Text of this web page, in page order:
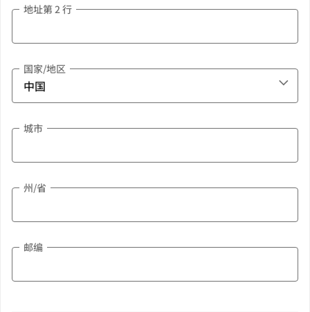
地址第 2 行
国家/地区
城市
州/省
邮编